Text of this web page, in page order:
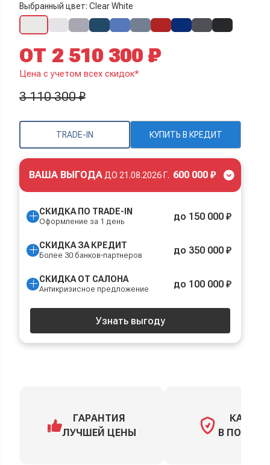
Выбранный цвет: Clear White
TRADE-IN КУПИТЬ В КРЕДИТ
ОТ 2 510 300 ₽
Цена с учетом всех скидок*
3 110 300 ₽
ВАША ВЫГОДА ДО 21.08.2026 Г. 600 000 ₽
СКИДКА ПО TRADE-IN
Оформление за 1 день до 150 000 ₽
СКИДКА ЗА КРЕДИТ
Более 30 банков-партнеров до 350 000 ₽
СКИДКА ОТ САЛОНА
Антикризисное предложение до 100 000 ₽
Узнать выгоду
ГАРАНТИЯ
ЛУЧШЕЙ ЦЕНЫ
КАСКО
В